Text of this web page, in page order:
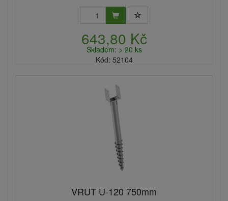
643,80 Kč
Skladem: > 20 ks
Kód: 52104
VRUT U-120 750mm